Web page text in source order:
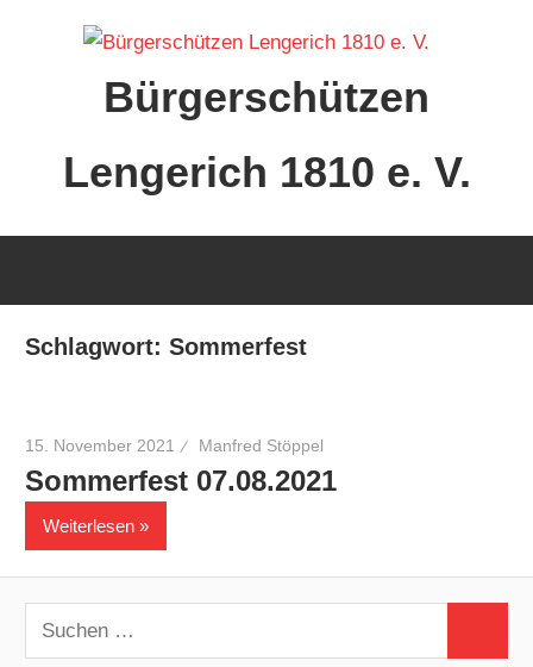
Bürgerschützen
Lengerich 1810 e. V.
Schlagwort:Sommerfest
15. November 2021 Manfred Stöppel
Sommerfest 07.08.2021
Weiterlesen
Suchen
nach: